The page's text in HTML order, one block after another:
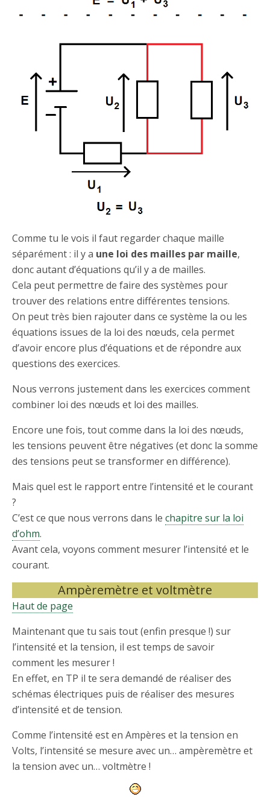
Comme tu le vois il faut regarder chaque maille
séparément : il y a une loi des mailles par maille,
donc autant d’équations qu’il y a de mailles.
Cela peut permettre de faire des systèmes pour
trouver des relations entre différentes tensions.
On peut très bien rajouter dans ce système la ou les
équations issues de la loi des nœuds, cela permet
d’avoir encore plus d’équations et de répondre aux
questions des exercices.
Nous verrons justement dans les exercices comment
combiner loi des nœuds et loi des mailles.
Encore une fois, tout comme dans la loi des nœuds,
les tensions peuvent être négatives (et donc la somme
des tensions peut se transformer en différence).
Mais quel est le rapport entre l’intensité et le courant
?
C’est ce que nous verrons dans le chapitre sur la loi
d’ohm.
Avant cela, voyons comment mesurer l’intensité et le
courant.
Ampèremètre et voltmètre
Haut de page
Maintenant que tu sais tout (enfin presque !) sur
l’intensité et la tension, il est temps de savoir
comment les mesurer !
En effet, en TP il te sera demandé de réaliser des
schémas électriques puis de réaliser des mesures
d’intensité et de tension.
Comme l’intensité est en Ampères et la tension en
Volts, l’intensité se mesure avec un… ampèremètre et
la tension avec un… voltmètre !